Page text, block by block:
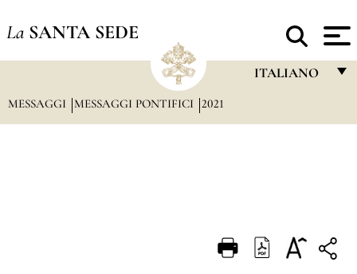
La SANTA SEDE
ITALIANO
DEUTSCH
MESSAGGI MESSAGGI PONTIFICI 2021